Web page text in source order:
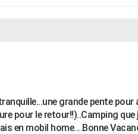
grande pente pour
pour le retour!!)..Camping
en mobil home....Bonne